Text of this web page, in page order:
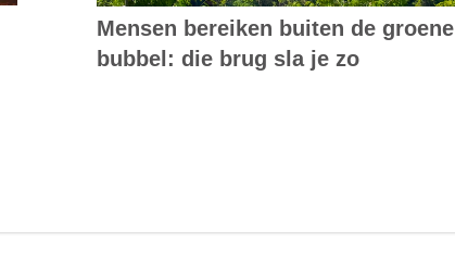
Mensen bereiken buiten de groene
bubbel: die brug sla je zo